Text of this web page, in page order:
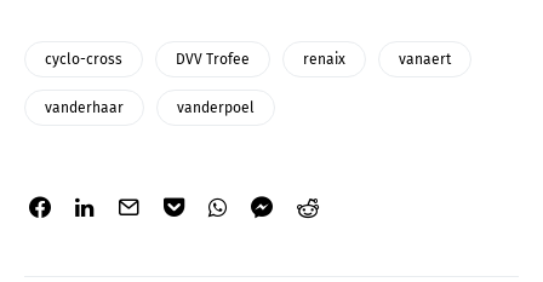
cyclo-cross DVV Trofee renaix vanaert
vanderhaar vanderpoel